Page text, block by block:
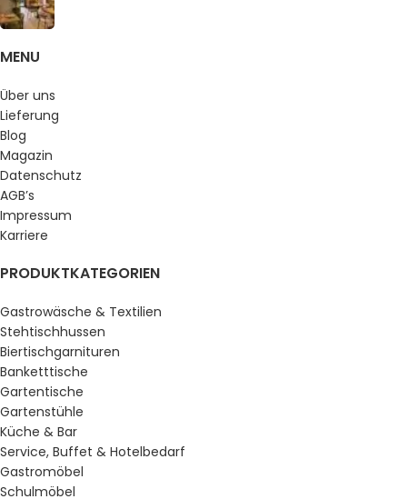
MENU
Über uns
Lieferung
Blog
Magazin
Datenschutz
AGB’s
Impressum
Karriere
PRODUKTKATEGORIEN
Gastrowäsche & Textilien
Stehtischhussen
Biertischgarnituren
Banketttische
Gartentische
Gartenstühle
Küche & Bar
Service, Buffet & Hotelbedarf
Gastromöbel
Schulmöbel